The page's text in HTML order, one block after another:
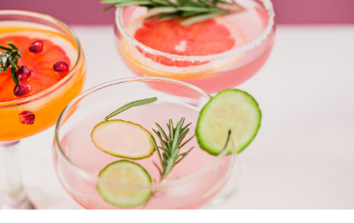
BODEGAS
GASTRONOMÍA
ARTE & CULTURA
MÚSICA
DÓNDE IR
TENDENCIAS